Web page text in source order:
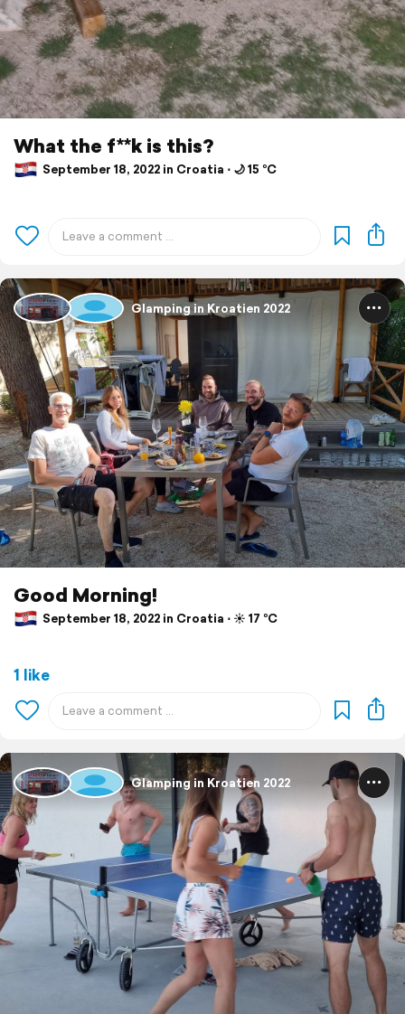
What the f**k is this?
September 18, 2022 in Croatia ⋅ 🌙 15 °C
Glamping in Kroatien 2022
Good Morning!
September 18, 2022 in Croatia ⋅ ☀️ 17 °C
1 like
Glamping in Kroatien 2022